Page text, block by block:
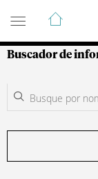
Guía de
Buscador de